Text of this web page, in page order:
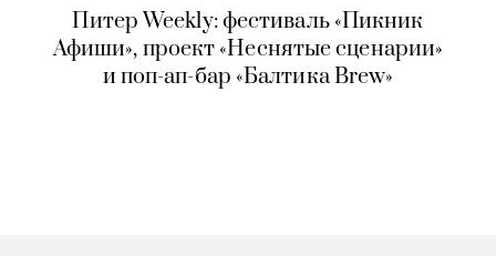
Питер Weekly: фестиваль «Пикник
Афиши», проект «Неснятые сценарии»
и поп-ап-бар «Балтика Brew»